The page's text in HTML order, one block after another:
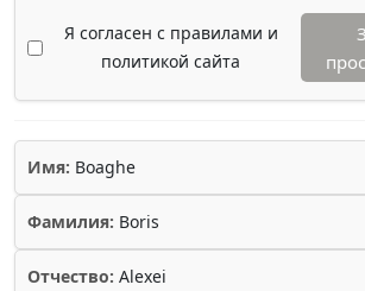
Я согласен с правилами и
политикой сайта
Имя: Boaghe
Фамилия: Boris
Отчество: Alexei